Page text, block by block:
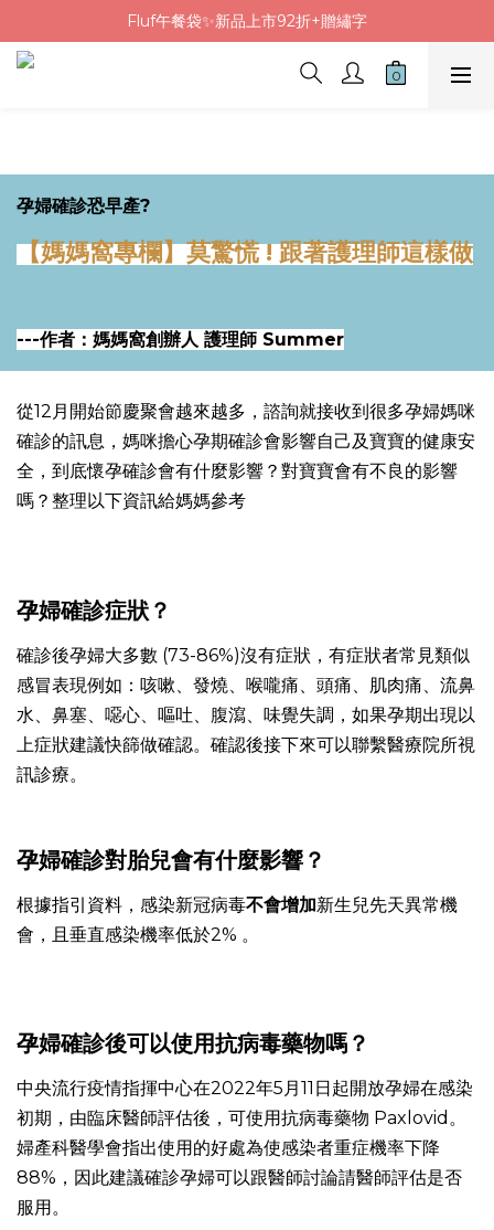
Fluf午餐袋✨新品上市92折+贈繡字
Fluf午餐袋✨新品上市92折+贈繡字
三色碗組上市🍚贈中英文姓名&【水果】雷雕
孕婦確診恐早產?
【媽媽窩專欄】莫驚慌 ! 跟著護理師這樣做
---作者：媽媽窩創辦人 護理師 Summer
從12月開始節慶聚會越來越多，諮詢就接收到很多孕婦媽咪
確診的訊息，媽咪擔心孕期確診會影響自己及寶寶的健康安
全，到底懷孕確診會有什麼影響？對寶寶會有不良的影響
嗎？整理以下資訊給媽媽參考
孕婦確診症狀？
確診後孕婦大多數 (73-86%)沒有症狀，有症狀者常見類似
感冒表現例如：咳嗽、發燒、喉嚨痛、頭痛、肌肉痛、流鼻
水、鼻塞、噁心、嘔吐、腹瀉、味覺失調，如果孕期出現以
上症狀建議快篩做確認。確認後接下來可以聯繫醫療院所視
訊診療。
孕婦確診對胎兒會有什麼影響？
根據指引資料，感染新冠病毒不會增加新生兒先天異常機
會，且垂直感染機率低於2% 。
孕婦確診後可以使用抗病毒藥物嗎？
中央流行疫情指揮中心在2022年5月11日起開放孕婦在感染
初期，由臨床醫師評估後，可使用抗病毒藥物 Paxlovid。
婦產科醫學會指出使用的好處為使感染者重症機率下降
88%，因此建議確診孕婦可以跟醫師討論請醫師評估是否
服用。